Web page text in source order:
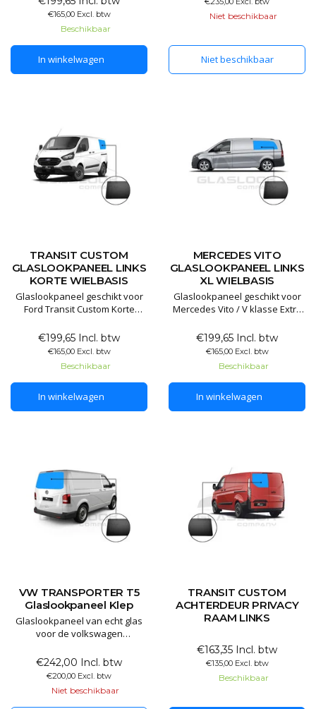
Glaslookpanelen gemaakt van
echt glas voor een luxe
uitstraling. Het voordeel van
echt glas is dat het
gegarandeerd lang mee gaat
en het mooiste resultaat levert.
€165,00 Excl. btw
Beschikbaar
In winkelwagen
Niet beschikbaar
Niet beschikbaar
TRANSIT CUSTOM
GLASLOOKPANEEL LINKS
KORTE WIELBASIS
Glaslookpaneel geschikt voor
Ford Transit Custom Korte
Glaslookpanelen gemaakt van
echt glas voor een luxe
uitstraling. Het voordeel van
echt glas is dat het
gegarandeerd lang mee gaat
en het mooiste resultaat levert.
€199,65 Incl. btw
€165,00 Excl. btw
Beschikbaar
In winkelwagen
MERCEDES VITO
GLASLOOKPANEEL LINKS
XL WIELBASIS
Glaslookpaneel geschikt voor
Mercedes Vito / V klasse Extra
Glaslookpanelen gemaakt van
echt glas voor een luxe
uitstraling. Het voordeel van
echt glas is dat het
gegarandeerd lang mee gaat
en het mooiste resultaat levert.
€199,65 Incl. btw
€165,00 Excl. btw
Beschikbaar
In winkelwagen
VW TRANSPORTER T5
Glaslookpaneel Klep
Glaslookpaneel van echt glas
voor de volkswagen
€242,00 Incl. btw
€200,00 Excl. btw
Niet beschikbaar
TRANSIT CUSTOM
ACHTERDEUR PRIVACY
RAAM LINKS
€163,35 Incl. btw
€135,00 Excl. btw
Beschikbaar